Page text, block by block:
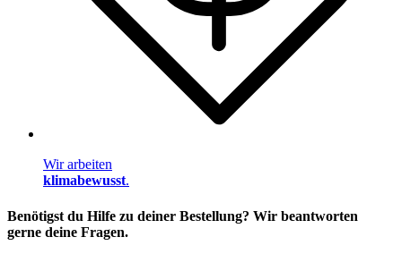
Wir arbeiten
klimabewusst.
Benötigst du Hilfe zu deiner Bestellung? Wir beantworten
gerne deine Fragen.